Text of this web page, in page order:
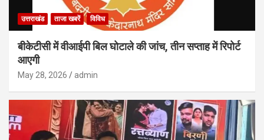
उत्तराखंड ताजा खबरें विविध
बीकेटीसी में वीआईपी बिल घोटाले की जांच, तीन सप्ताह में रिपोर्ट
आएगी
May 28, 2026 admin